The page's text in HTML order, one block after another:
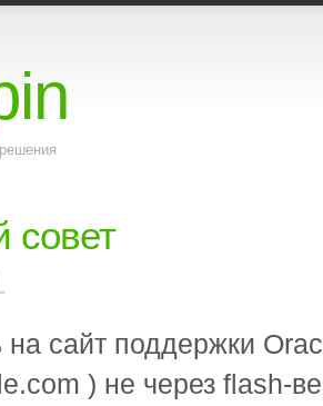
совет
на сайт поддержки
) не через flash-